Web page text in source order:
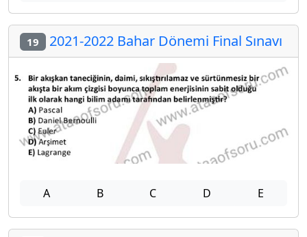
19 2021-2022 Bahar Dönemi Final Sınavı
A B C D E